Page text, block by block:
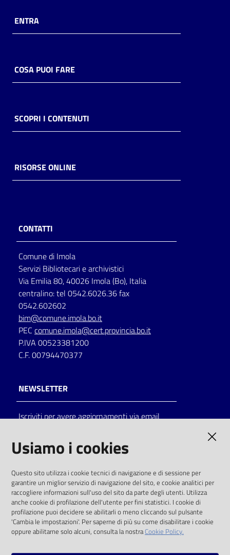
ENTRA
COSA PUOI FARE
SCOPRI I CONTENUTI
RISORSE ONLINE
CONTATTI
Comune di Imola
Servizi Bibliotecari e archivistici
Via Emilia 80, 40026 Imola (Bo), Italia
centralino: tel 0542.6026.36 fax
0542.602602
bim@comune.imola.bo.it
PEC comune.imola@cert.provincia.bo.it
P.IVA 00523381200
C.F. 00794470377
NEWSLETTER
Iscriviti per avere aggiornamenti via email
solo alle condizioni previste dalla direttiva
comunitaria 2003/98/CE e dal d.lgs. 36/2006
SOCIAL
Instagram
Usiamo i cookies
Questo sito utilizza i cookie tecnici di navigazione e di sessione per
garantire un miglior servizio di navigazione del sito, e cookie analitici per
raccogliere informazioni sull'uso del sito da parte degli utenti. Utilizza
anche cookie di profilazione dell'utente per fini statistici. I cookie di
profilazione puoi decidere se abilitarli o meno cliccando sul pulsante
'Cambia le impostazioni'. Per saperne di più su come disabilitare i cookie
oppure abilitarne solo alcuni, consulta la nostraCookie Policy.